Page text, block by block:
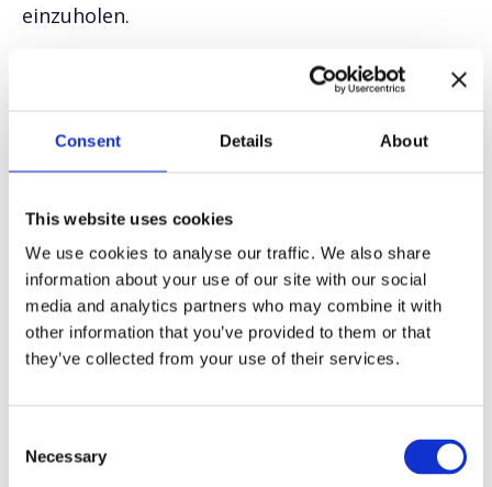
Consent Details About
This website uses cookies
We use cookies to analyse our traffic. We also share
information about your use of our site with our social
media and analytics partners who may combine it with
other information that you’ve provided to them or that
they’ve collected from your use of their services.
Selection
Necessary
einzuholen.
Die Kund:in ist jederzeit dazu berechtigt, seine
Daten löschen, ändern, berichtigen oder
entsprechendes Ansuchen per Email an
info@americanimprov.com richtet. Wir werden
auch solchen Ansuchen einer Kund:in innerhalb
der gesetzlichen Frist von einem Monat prüfen
und gegebenenfalls nachkommen.